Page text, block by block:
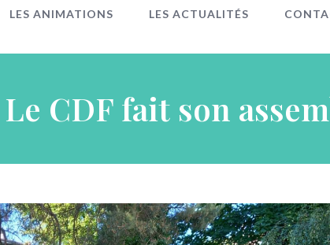
LES ANIMATIONS LES ACTUALITÉS
Le CDF fait son